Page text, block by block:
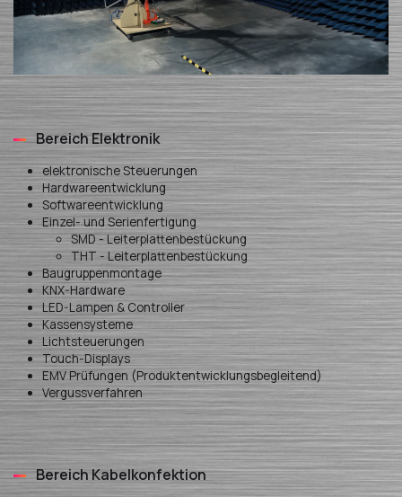
Bereich Elektronik
elektronische Steuerungen
Hardwareentwicklung
Softwareentwicklung
Einzel- und Serienfertigung
SMD - Leiterplattenbestückung
THT - Leiterplattenbestückung
Baugruppenmontage
KNX-Hardware
LED-Lampen & Controller
Kassensysteme
Lichtsteuerungen
Touch-Displays
EMV Prüfungen (Produktentwicklungsbegleitend)
Vergussverfahren
Bereich Kabelkonfektion